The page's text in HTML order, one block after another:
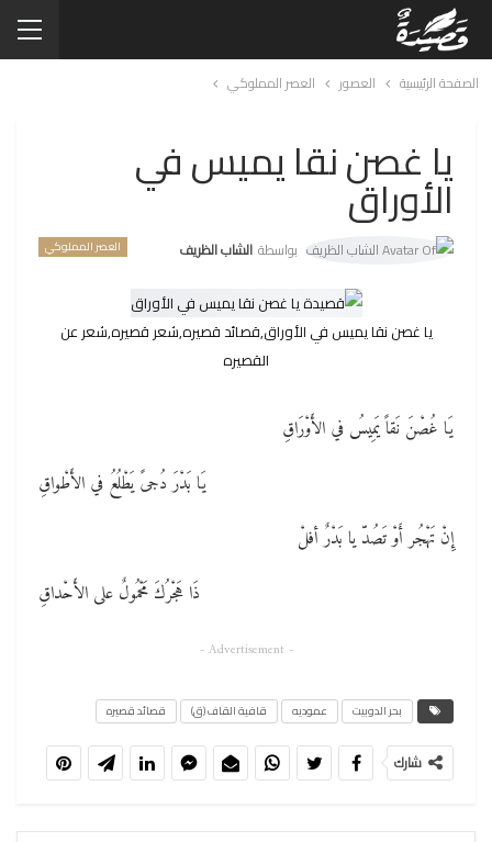
الصفحة الرئيسية العصور العصر المملوكي
يا غصن نقا يميس في
الأوراق
العصر المملوكي بواسطة الشاب الظريف
يا غصن نقا يميس في الأوراق,قصائد قصيره,شعر قصيره,شعر عن
القصيره
يَا غُصْنَ نَقاً يَمِيسُ في الأَوْرَاقِ
يَا بَدْرَ دُجىً يَطْلُعُ في الأَطْواقِ
إِنْ تَهْجُر أَوْ تَصُدّ يا بَدْرٌ أفلْ
ذَا هَجْرُكَ مَحْمُولٌ على الأَحْداقِ
- Advertisement -
بحر الدوبيت عموديه قافية القاف (ق) قصائد قصيره
شارك